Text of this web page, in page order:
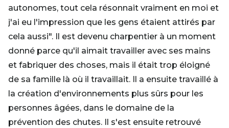
autonomes, tout cela résonnait vraiment en moi et
j'ai eu l'impression que les gens étaient attirés par
cela aussi". Il est devenu charpentier à un moment
donné parce qu'il aimait travailler avec ses mains
et fabriquer des choses, mais il était trop éloigné
de sa famille là où il travaillait. Il a ensuite travaillé à
la création d'environnements plus sûrs pour les
personnes âgées, dans le domaine de la
prévention des chutes. Il s'est ensuite retrouvé